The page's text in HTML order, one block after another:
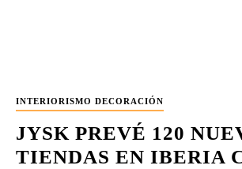
INTERIORISMO DECORACIÓN
JYSK PREVÉ 120
TIENDAS EN IBERIA